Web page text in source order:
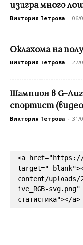
изигра много
Виктория Петрова - 06/
Оклахома на
Виктория Петрова - 27/
Шампион в G-
спортист
Виктория Петрова - 31/
<a href="https://
content/uploads/
ive_RGB-
статистика"></a>